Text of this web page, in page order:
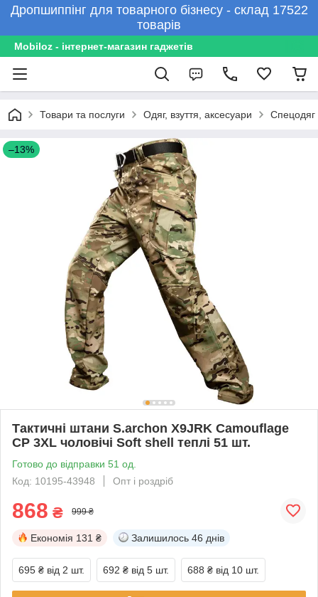
Дропшиппінг для товарного бізнесу - склад 17522
товарів
Mobiloz - інтернет-магазин гаджетів
Товари та послуги Одяг, взуття, аксесуари Спецодяг
–13%
Тактичні штани S.archon X9JRK Camouflage
CP 3XL чоловічі Soft shell теплі 51 шт.
Готово до відправки 51 од.
Код: 10195-43948
Опт і роздріб
868 ₴ 999 ₴
Економія 131 ₴ Залишилось 46 днів
695 ₴ від 2 шт. 692 ₴ від 5 шт. 688 ₴ від 10 шт.